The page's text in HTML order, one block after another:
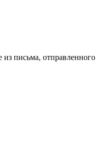
письма, отправленного